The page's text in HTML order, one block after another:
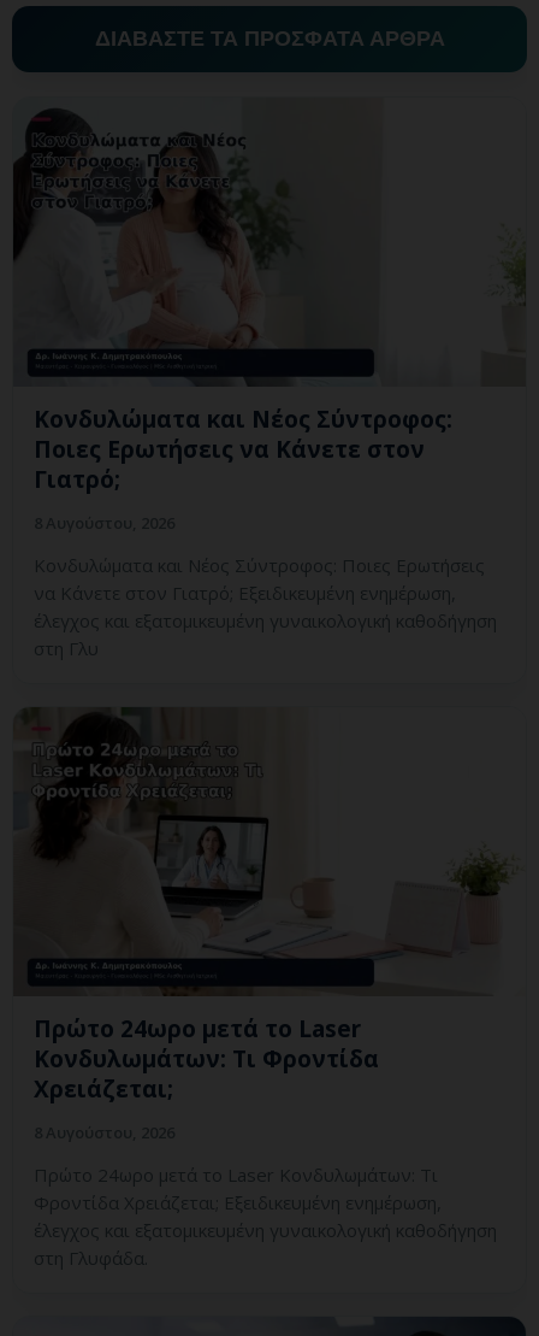
ΔΙΑΒΑΣΤΕ ΤΑ ΠΡΟΣΦΑΤΑ ΑΡΘΡΑ
Κονδυλώματα και Νέος Σύντροφος:
Ποιες Ερωτήσεις να Κάνετε στον
Γιατρό;
Κονδυλώματα και Νέος Σύντροφος: Ποιες Ερωτήσεις
να Κάνετε στον Γιατρό; Εξειδικευμένη ενημέρωση,
έλεγχος και εξατομικευμένη γυναικολογική καθοδήγηση
στη Γλυ
Πρώτο 24ωρο μετά το Laser
Κονδυλωμάτων: Τι Φροντίδα
Χρειάζεται;
Πρώτο 24ωρο μετά το Laser Κονδυλωμάτων: Τι
Φροντίδα Χρειάζεται; Εξειδικευμένη ενημέρωση,
έλεγχος και εξατομικευμένη γυναικολογική καθοδήγηση
στη Γλυφάδα.